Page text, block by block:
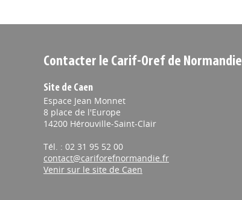
Contacter le Carif-Oref de Normandie
Site de Caen
Espace Jean Monnet
8 place de l'Europe
14200 Hérouville-Saint-Clair
Tél. : 02 31 95 52 00
contact@cariforefnormandie.fr
Venir sur le site de Caen